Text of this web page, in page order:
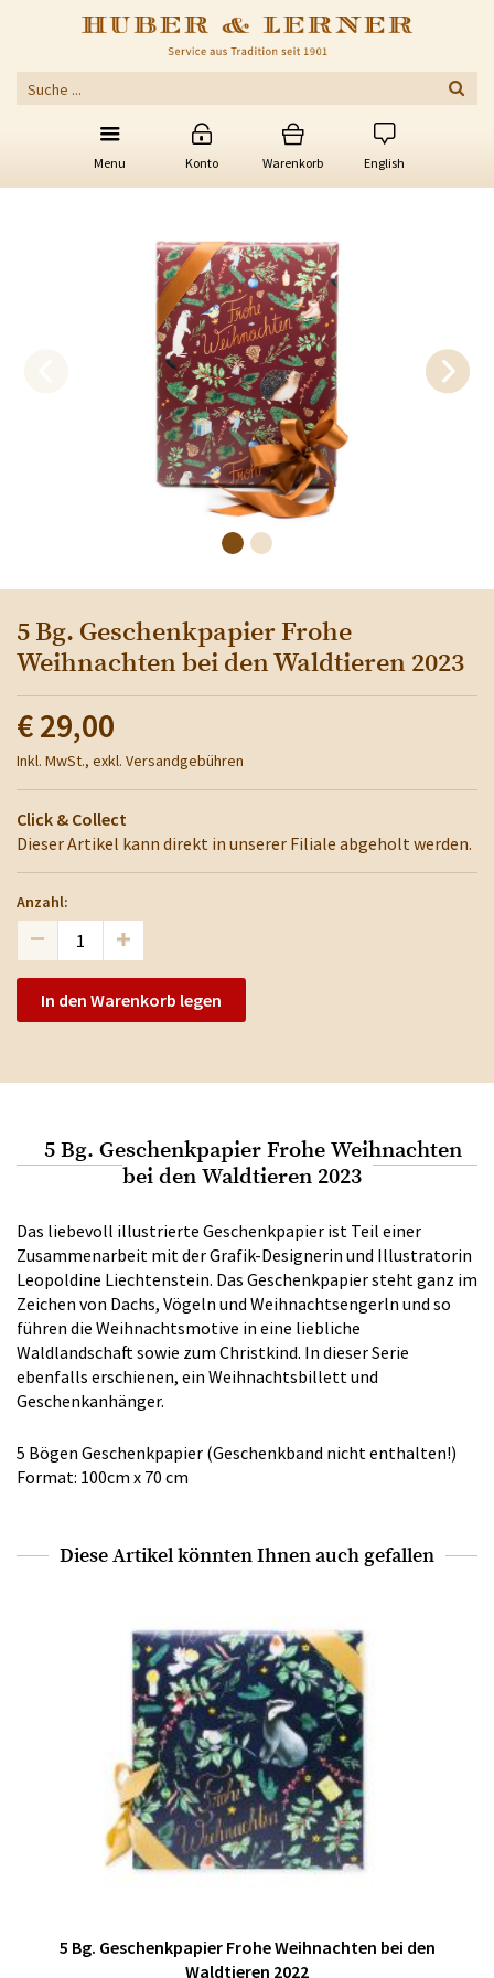
Menu Konto Warenkorb English
5 Bg. Geschenkpapier Frohe
Weihnachten bei den Waldtieren 2023
€ 29,00
Inkl. MwSt., exkl. Versandgebühren
Click & Collect
Dieser Artikel kann direkt in unserer Filiale abgeholt werden.
Anzahl:
In den Warenkorb legen
5 Bg. Geschenkpapier Frohe Weihnachten
bei den Waldtieren 2023
Das liebevoll illustrierte Geschenkpapier ist Teil einer
Zusammenarbeit mit der Grafik-Designerin und Illustratorin
Leopoldine Liechtenstein. Das Geschenkpapier steht ganz im
Zeichen von Dachs, Vögeln und Weihnachtsengerln und so
führen die Weihnachtsmotive in eine liebliche
Waldlandschaft sowie zum Christkind. In dieser Serie
ebenfalls erschienen, ein Weihnachtsbillett und
Geschenkanhänger.
5 Bögen Geschenkpapier (Geschenkband nicht enthalten!)
Format: 100cm x 70 cm
Diese Artikel könnten Ihnen auch gefallen
5 Bg. Geschenkpapier Frohe Weihnachten bei den
Waldtieren 2022